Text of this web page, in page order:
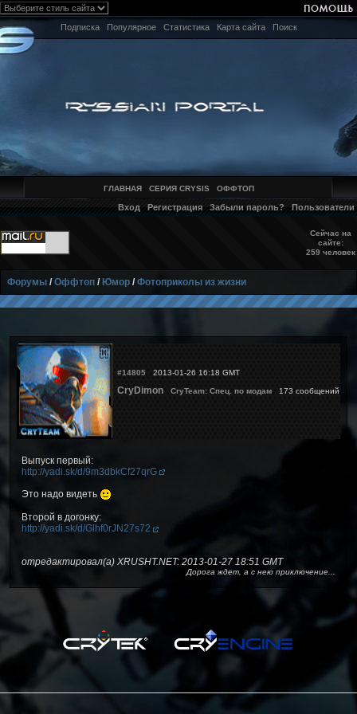
Подписка Популярное Статистика Карта сайта Поиск
ГЛАВНАЯ СЕРИЯ CRYSIS ОФФТОП
Вход Регистрация Забыли пароль? Пользователи
Сейчас на
сайте:
259 человек
Форумы /Оффтоп / Юмор /Фотоприколы из жизни
#14805 2013-01-26 16:18 GMT
CryDimon CryTeam: Спец. по модам 173 сообщений
Выпуск первый:
http://yadi.sk/d/9m3dbkCf27qrG
Это надо видеть
Второй в догонку:
http://yadi.sk/d/Glhf0rJN27s72
отредактировал(а) XRUSHT.NET: 2013-01-27 18:51 GMT
Дорога ждет, а с нею приключение...